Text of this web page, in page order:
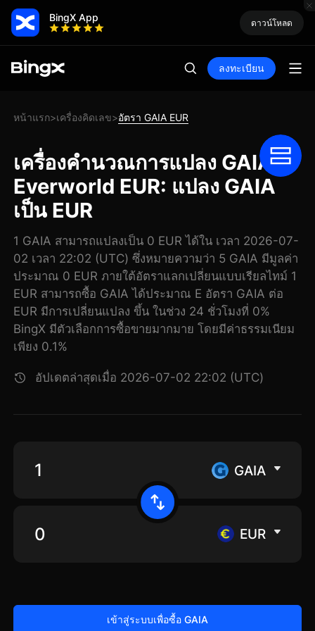
BingX App ดาวน์โหลด
ลงทะเบียน
หน้าแรก>เครื่องคิดเลข>อัตรา GAIA EUR
เครื่องคำนวณการแปลง GAIA
Everworld EUR: แปลง GAIA
เป็น EUR
1 GAIA สามารถแปลงเป็น 0 EUR ได้ใน เวลา 2026-07-
02 เวลา 22:02 (UTC) ซึ่งหมายความว่า 5 GAIA มีมูลค่า
ประมาณ 0 EUR ภายใต้อัตราแลกเปลี่ยนแบบเรียลไทม์ 1
EUR สามารถซื้อ GAIA ได้ประมาณ E อัตรา GAIA ต่อ
EUR มีการเปลี่ยนแปลง ขึ้น ในช่วง 24 ชั่วโมงที่ 0%
BingX มีตัวเลือกการซื้อขายมากมาย โดยมีค่าธรรมเนียม
เพียง 0.1%
อัปเดตล่าสุดเมื่อ 2026-07-02 22:02 (UTC)
GAIA
EUR
เข้าสู่ระบบเพื่อซื้อ GAIA